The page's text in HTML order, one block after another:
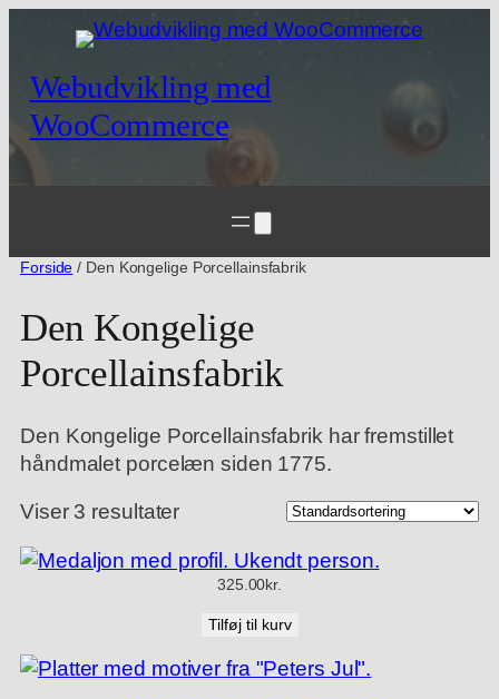
Webudvikling med
WooCommerce
Forside / Den Kongelige Porcellainsfabrik
Den Kongelige
Porcellainsfabrik
Den Kongelige Porcellainsfabrik har fremstillet
håndmalet porcelæn siden 1775.
Viser 3 resultater
325.00kr.
Tilføj til kurv